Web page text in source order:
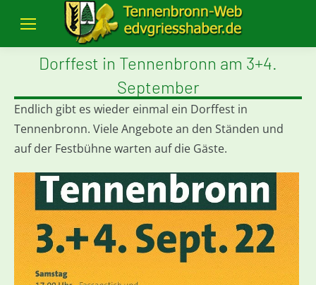
Dorffest in Tennenbronn am 3+4.
September
Endlich gibt es wieder einmal ein Dorffest in
Tennenbronn. Viele Angebote an den Ständen und
auf der Festbühne warten auf die Gäste.